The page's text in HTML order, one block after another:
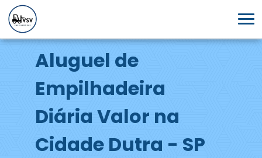
Aluguel de
Empilhadeira
Diária Valor na
Cidade Dutra - SP